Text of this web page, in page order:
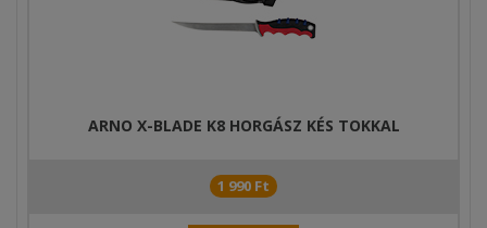
ARNO X-BLADE K8 HORGÁSZ KÉS TOKKAL
1 990 Ft